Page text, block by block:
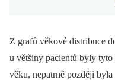
Z grafů věkové distribuce
u většiny pacientů byly
věku, nepatrně později